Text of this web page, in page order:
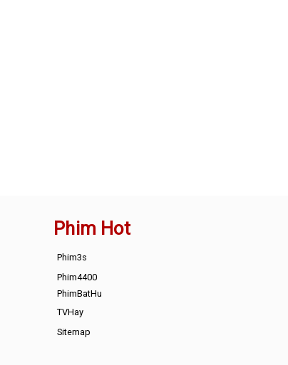
Phim Hot
Phim3s
Phim4400
PhimBatHu
TVHay
Sitemap